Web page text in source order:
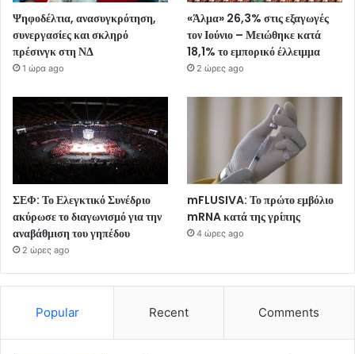
Ψηφοδέλτια, ανασυγκρότηση,
συνεργασίες και σκληρό
πρέσινγκ στη ΝΔ
1 ώρα ago
«Άλμα» 26,3% στις εξαγωγές
τον Ιούνιο – Μειώθηκε κατά
18,1% το εμπορικό έλλειμμα
2 ώρες ago
ΣΕΦ: Το Ελεγκτικό Συνέδριο
ακύρωσε το διαγωνισμό για την
αναβάθμιση του γηπέδου
2 ώρες ago
mFLUSIVA: Το πρώτο εμβόλιο
mRNA κατά της γρίπης
4 ώρες ago
Popular Recent Comments